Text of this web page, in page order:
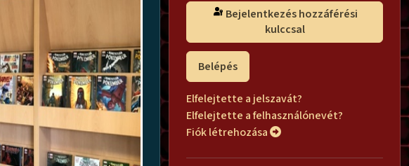
kulccsal
Belépés
Elfelejtette a jelszavát?
Elfelejtette a felhasználónevét?
Fiók létrehozása